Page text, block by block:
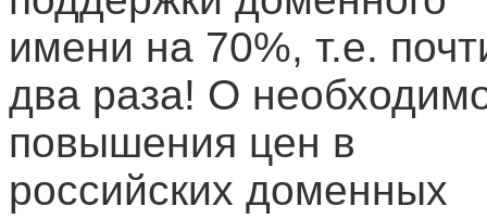
имени на 70%, т.е.
два раза! О
повышения цен в
российских доменных